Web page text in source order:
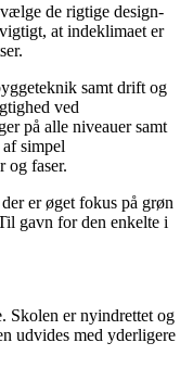
de rigtige design-
at indeklimaet er
samt drift og
ved
på alle niveauer samt
simpel
og faser.
er øget fokus på grøn
gavn for den enkelte i
Skolen er nyindrettet og
udvides med yderligere